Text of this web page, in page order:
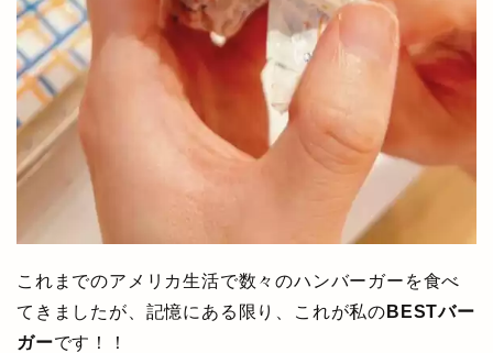
これまでのアメリカ生活で数々のハンバーガーを食べ
てきましたが、記憶にある限り、これが私の BESTバー
ガーです！！